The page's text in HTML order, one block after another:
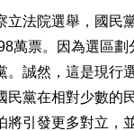
立法院選舉，國民
萬票。因為選區
。誠然，這是現行
民黨在相對少數的
引發更多對立，